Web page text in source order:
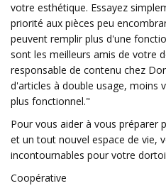
votre esthétique. Essayez
priorité aux pièces peu
peuvent remplir plus d'une
sont les meilleurs amis de votre
responsable de contenu chez
d'articles à double usage, moins
plus fonctionnel."
Pour vous aider à vous préparer
et un tout nouvel espace de vie,
incontournables pour votre
Coopérative